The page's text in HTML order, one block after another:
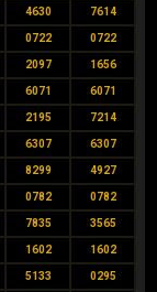
4630 7614
0722 0722
2097 1656
6071 6071
2195 7214
6307 6307
8299 4927
0782 0782
7835 3565
1602 1602
5133 0295